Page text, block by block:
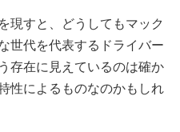
現すと、どうしてもマック
世代を代表するドライバー
存在に見えているのは確か
性によるものなのかもしれ